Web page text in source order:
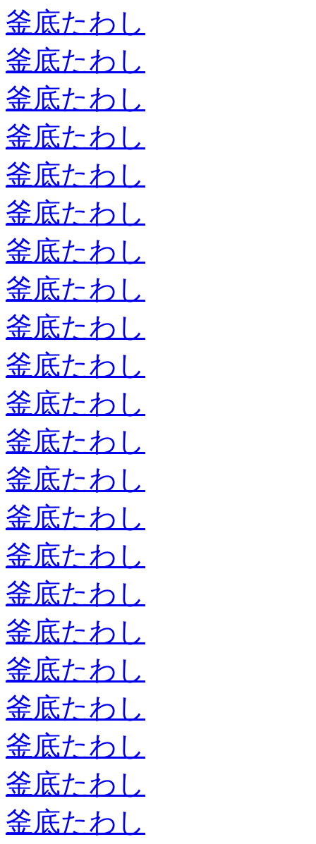
釜底たわし
釜底たわし
釜底たわし
釜底たわし
釜底たわし
釜底たわし
釜底たわし
釜底たわし
釜底たわし
釜底たわし
釜底たわし
釜底たわし
釜底たわし
釜底たわし
釜底たわし
釜底たわし
釜底たわし
釜底たわし
釜底たわし
釜底たわし
釜底たわし
釜底たわし